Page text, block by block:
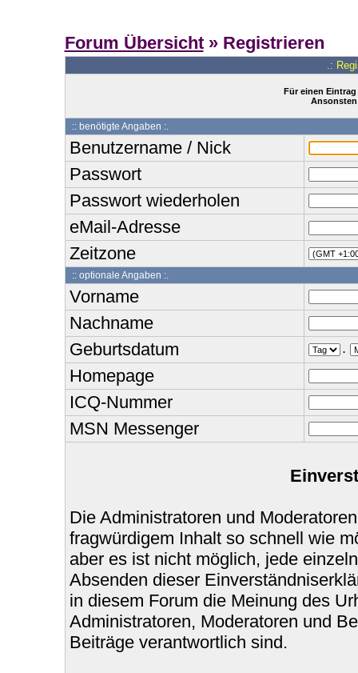
Forum Übersicht» Registrieren
.:
Für einen
:: benötigte Angaben :.
Benutzername / Nick
Passwort
Passwort wiederholen
eMail-Adresse
Zeitzone
:: optionale Angaben :.
Vorname
Nachname
Geburtsdatum
.
Homepage
ICQ-Nummer
MSN Messenger
Die Administratoren und
fragwürdigem Inhalt so schnell wie
aber es ist nicht möglich, jede
Absenden dieser
in diesem Forum die Meinung des
Administratoren, Moderatoren und
Beiträge verantwortlich sind.